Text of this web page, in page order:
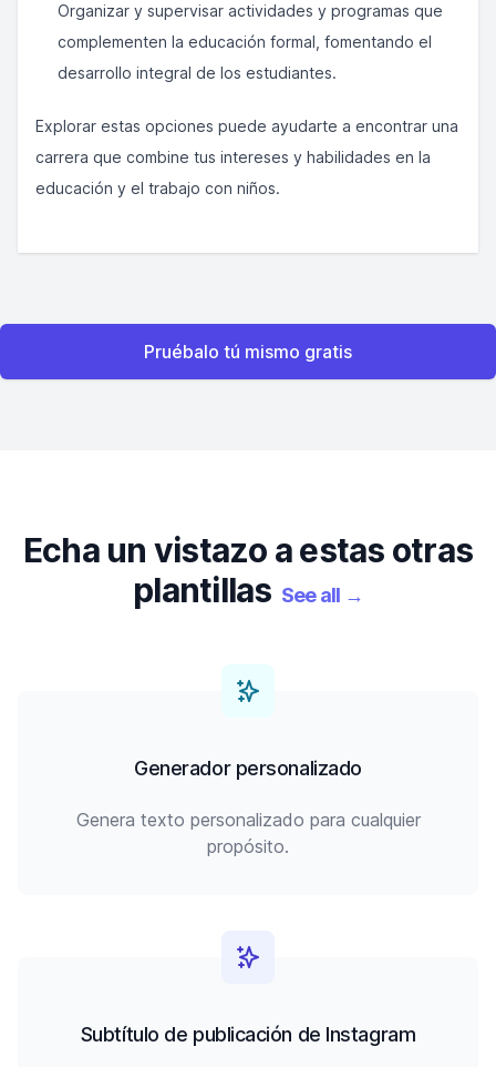
Organizar y supervisar actividades y programas que
complementen la educación formal, fomentando el
desarrollo integral de los estudiantes.
Explorar estas opciones puede ayudarte a encontrar una
carrera que combine tus intereses y habilidades en la
educación y el trabajo con niños.
Pruébalo tú mismo gratis
Echa un vistazo a estas otras
plantillas See all →
Generador personalizado
Genera texto personalizado para cualquier
propósito.
Subtítulo de publicación de Instagram